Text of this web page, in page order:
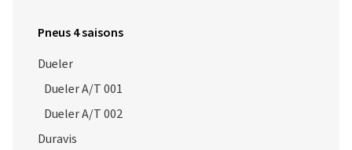
Pneus 4 saisons
Dueler
Dueler A/T 001
Dueler A/T 002
Duravis